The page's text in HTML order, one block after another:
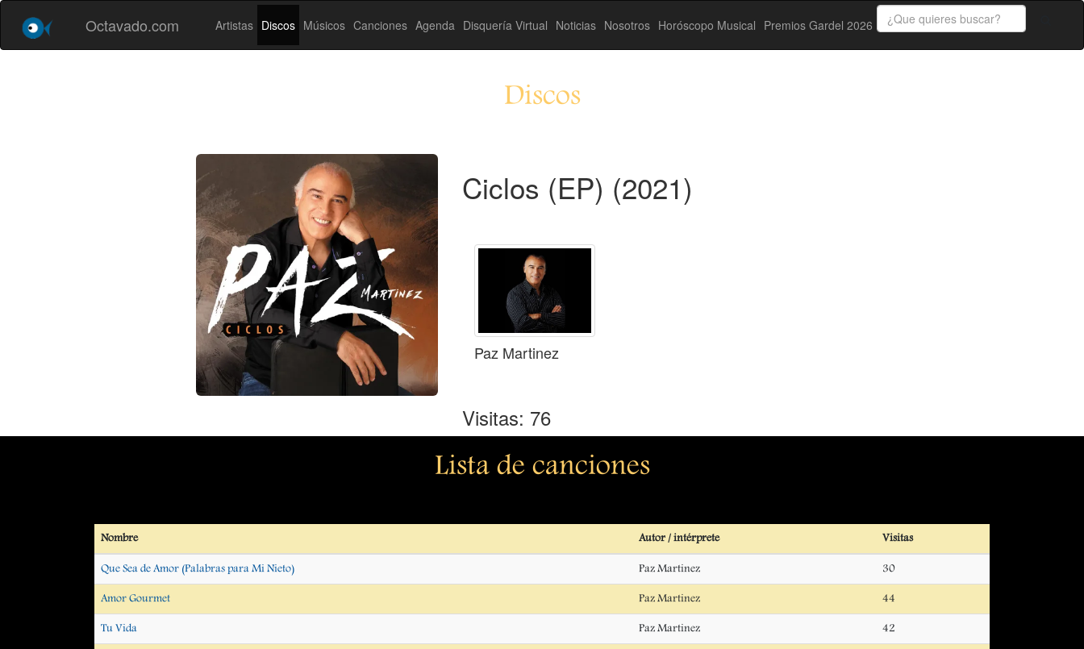
Octavado.com Artistas Discos Músicos Canciones Agenda Disquería Virtual Noticias Nosotros Horóscopo Musical Premios Gardel 2026
Discos
Ciclos (EP) (2021)
Paz Martinez
Visitas: 76
Lista de canciones
Nombre Autor / intérprete Visitas
Que Sea de Amor (Palabras para Mi Nieto) Paz Martinez 30
Amor Gourmet Paz Martinez 44
Tu Vida Paz Martinez 42